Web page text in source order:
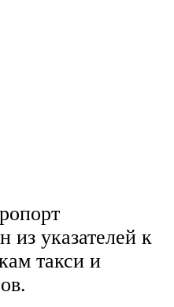
из указателей к
такси и